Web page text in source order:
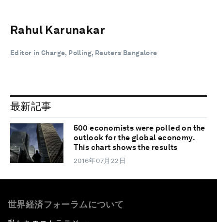
Rahul Karunakar
Editor in Charge, Polling, Reuters Bangalore
最新記事
500 economists were polled on the
outlook for the global economy.
This chart shows the results
2016年07月22日
世界経済フォーラムについて